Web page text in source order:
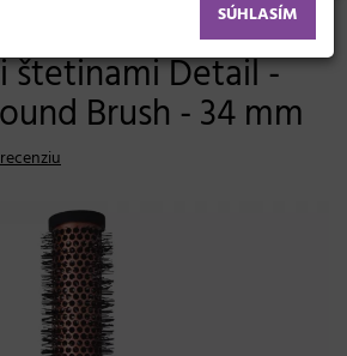
kefa s
štetinami Detail -
Brush - 34 mm
SÚHLASÍM